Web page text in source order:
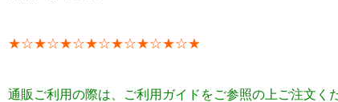
★☆★☆★☆★☆★☆★☆★☆★
通販ご利用の際は、ご利用ガイドをご参照の上ご注文く